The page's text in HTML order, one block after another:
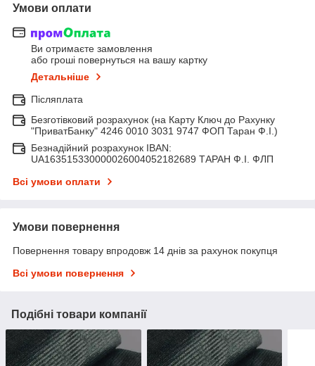
Умови оплати
Ви отримаєте замовлення
або гроші повернуться на вашу картку
Детальніше
Післяплата
Безготівковий розрахунок (на Карту Ключ до Рахунку
"ПриватБанку" 4246 0010 3031 9747 ФОП Таран Ф.І.)
Безнадійний розрахунок IBAN:
UA163515330000026004052182689 ТАРАН Ф.І. ФЛП
Всі умови оплати
Умови повернення
Повернення товару впродовж 14 днів за рахунок покупця
Всі умови повернення
Подібні товари компанії